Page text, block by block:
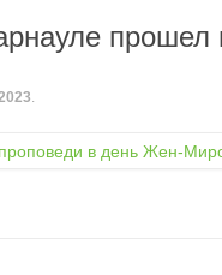
прошел
.